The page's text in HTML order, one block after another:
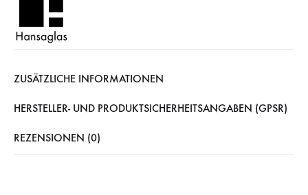
ZUSÄTZLICHE INFORMATIONEN
HERSTELLER- UND PRODUKTSICHERHEITSANGABEN (GPSR)
REZENSIONEN (0)